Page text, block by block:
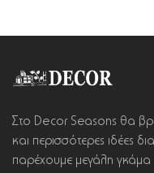
Στο Decor Seasons θα
και περισσότερες ιδέες
παρέχουμε μεγάλη